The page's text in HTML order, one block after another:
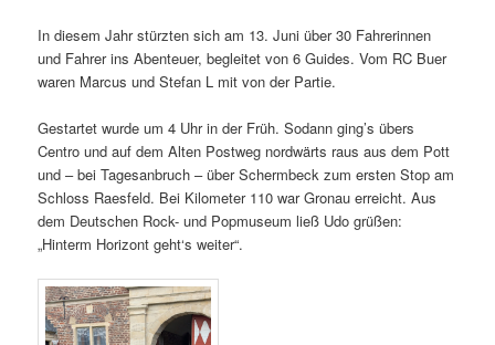
In diesem Jahr stürzten sich am 13. Juni über 30 Fahrerinnen
und Fahrer ins Abenteuer, begleitet von 6 Guides. Vom RC Buer
waren Marcus und Stefan L mit von der Partie.
Gestartet wurde um 4 Uhr in der Früh. Sodann ging’s übers
Centro und auf dem Alten Postweg nordwärts raus aus dem Pott
und – bei Tagesanbruch – über Schermbeck zum ersten Stop am
Schloss Raesfeld. Bei Kilometer 110 war Gronau erreicht. Aus
dem Deutschen Rock- und Popmuseum ließ Udo grüßen:
„Hinterm Horizont geht‘s weiter“.